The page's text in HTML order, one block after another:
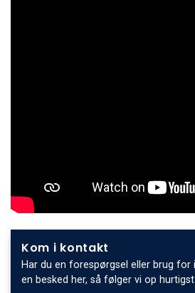
Kom i kontakt
Har du en forespørgsel eller brug
en besked her, så følger vi op